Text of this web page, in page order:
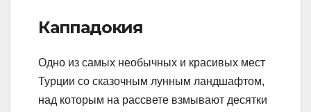
Каппадокия
Одно из самых необычных и красивых мест
Турции со сказочным лунным ландшафтом,
над которым на рассвете взмывают десятки